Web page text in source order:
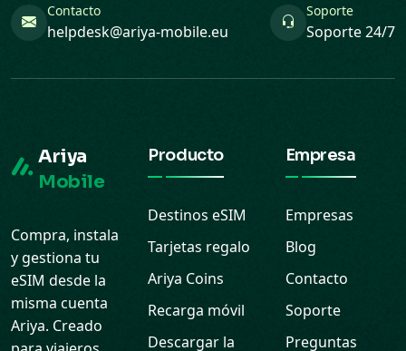
Contacto
helpdesk@ariya-mobile.eu
Soporte
Soporte 24/7
Ariya
Mobile
Compra, instala
y gestiona tu
eSIM desde la
misma cuenta
Ariya. Creado
Producto
Destinos eSIM
Tarjetas regalo
Ariya Coins
Recarga móvil
Descargar la
Empresa
Empresas
Blog
Contacto
Soporte
Preguntas